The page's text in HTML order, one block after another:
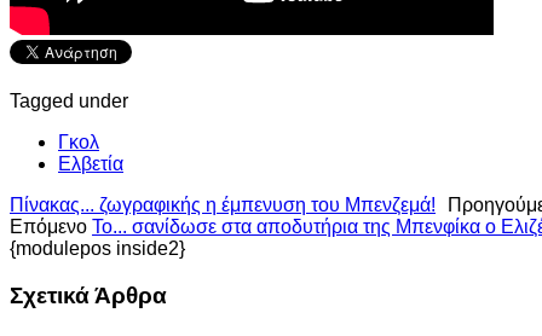
Tagged under
Γκολ
Ελβετία
Πίνακας... ζωγραφικής η έμπενυση του Μπενζεμά!
Επόμενο Το... σανίδωσε στα αποδυτήρια της Μπενφίκα ο
{modulepos inside2}
Σχετικά Άρθρα